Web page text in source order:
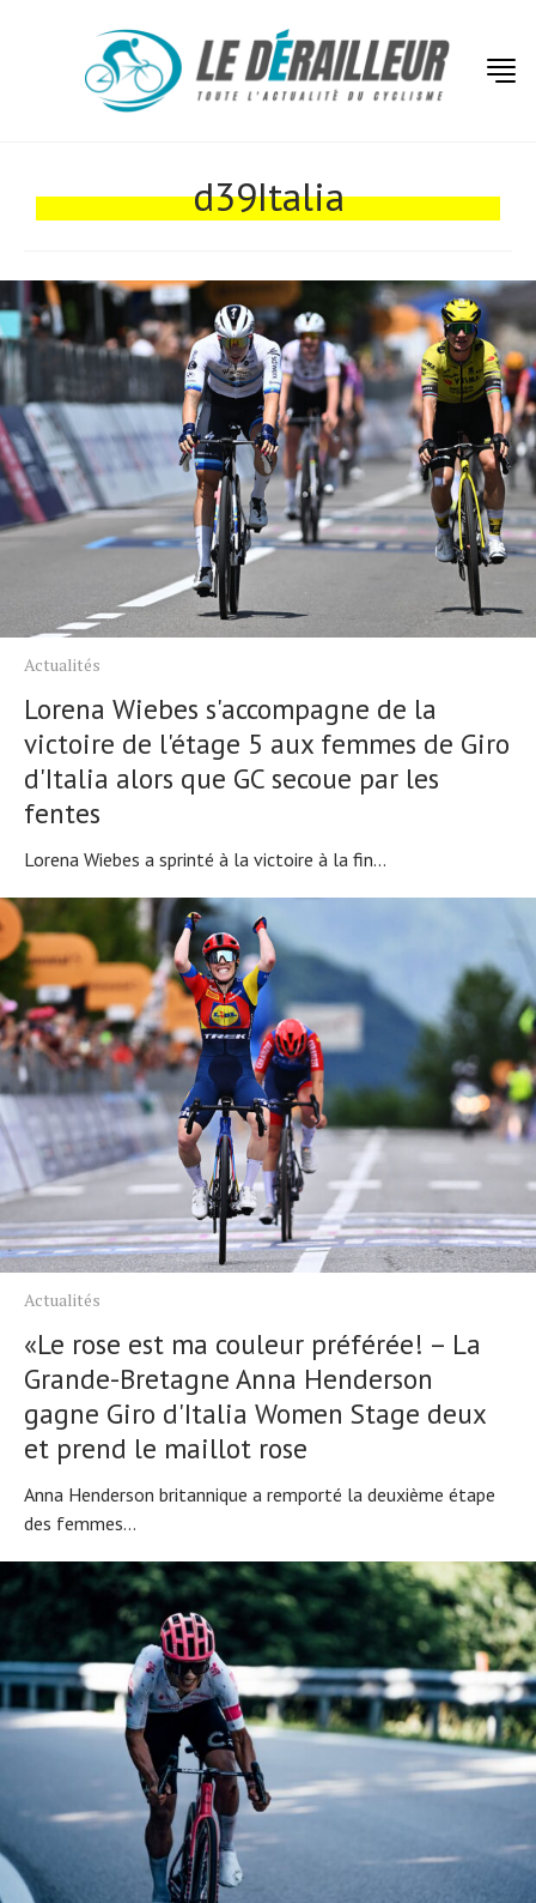
d39Italia
Actualités
Lorena Wiebes s'accompagne de la
victoire de l'étage 5 aux femmes de Giro
d'Italia alors que GC secoue par les
fentes
Lorena Wiebes a sprinté à la victoire à la fin...
Actualités
«Le rose est ma couleur préférée! – La
Grande-Bretagne Anna Henderson
gagne Giro d'Italia Women Stage deux
et prend le maillot rose
Anna Henderson britannique a remporté la deuxième étape
des femmes...
Actualités
Tests de produits
Conseils
Tendances
Tous nos articles